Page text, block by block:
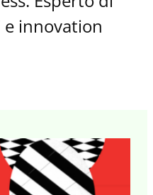
innovation